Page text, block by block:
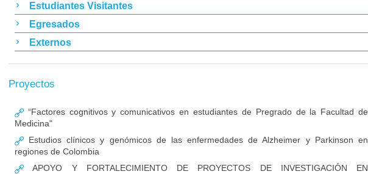
Estudiantes Visitantes
Egresados
Externos
Proyectos
“Factores cognitivos y comunicativos en estudiantes de Pregrado de la Facultad de
Medicina"
Estudios clínicos y genómicos de las enfermedades de Alzheimer y Parkinson en
regiones de Colombia
APOYO Y FORTALECIMIENTO DE PROYECTOS DE INVESTIGACIÓN EN